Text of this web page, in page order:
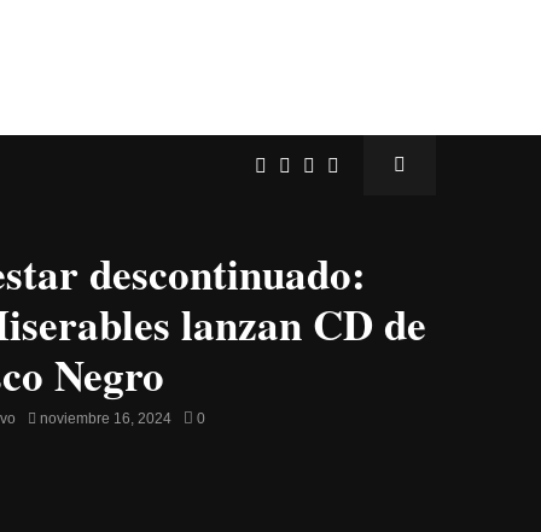
descontinuado:
lanzan CD de
Negro
noviembre 16, 2024 0